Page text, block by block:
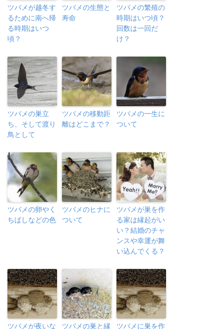
ツバメが越冬す
るために南へ帰
る時期はいつ
頃？
ツバメの生態と
寿命
ツバメの繁殖の
時期はいつ頃？
回数は一回だ
け？
ツバメの巣立
ち、そして渡り
鳥として
ツバメの移動距
離はどこまで？
ツバメの一生に
ついて
ツバメの卵やく
ちばしなどの色
ツバメのヒナに
ついて
ツバメが巣を作
る家は縁起がい
い？結婚のチャ
ンスや幸運が舞
い込んでくる？
ツバメが夜いな
ツバメの巣と縁
ツバメに巣を作